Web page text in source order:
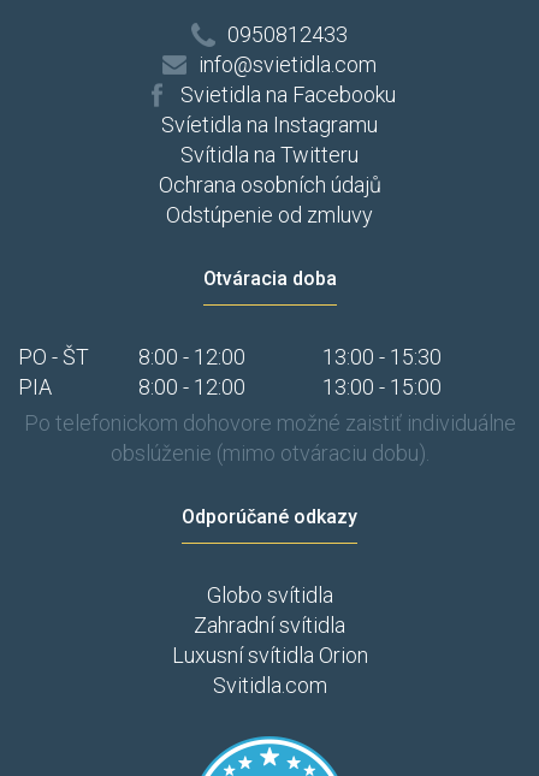
0950812433
info@svietidla.com
Svietidla na Facebooku
Svíetidla na Instagramu
Svítidla na Twitteru
Ochrana osobních údajů
Odstúpenie od zmluvy
Otváracia doba
PO - ŠT 8:00 - 12:00
13:00 - 15:30
PIA
8:00 - 12:00
13:00 - 15:00
Po telefonickom dohovore možné zaistiť individuálne
obslúženie (mimo otváraciu dobu).
Odporúčané odkazy
Globo svítidla
Zahradní svítidla
Luxusní svítidla Orion
Svitidla.com